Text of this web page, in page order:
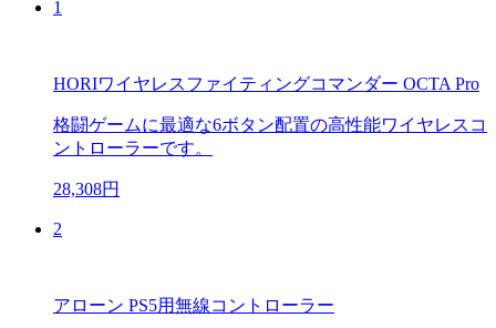
1
HORIワイヤレスファイティングコマンダー OCTA Pro
格闘ゲームに最適な6ボタン配置の高性能ワイヤレスコ
ントローラーです。
28,308円
2
アローン PS5用無線コントローラー